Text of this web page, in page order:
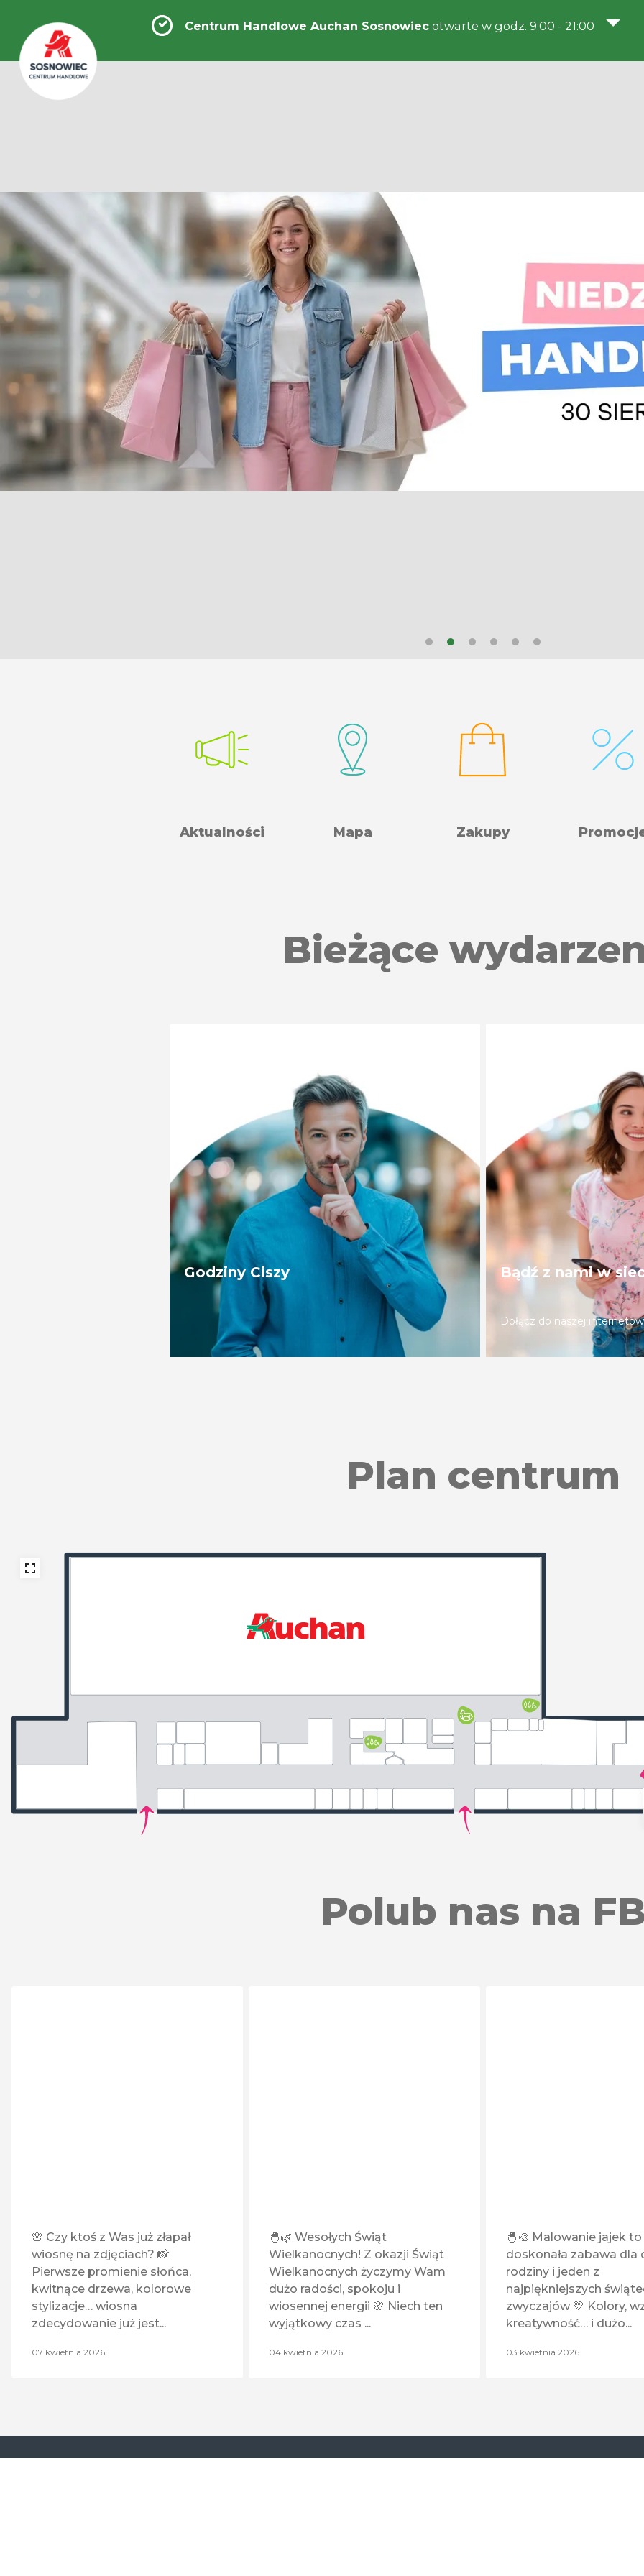
Centrum Handlowe Auchan Sosnowiec otwarte w godz. 9:00 - 21:00
Aktualności Mapa Zakupy
Bieżące
Godziny Ciszy Bądź z nami w
Dołącz do naszej
Plan centrum
Polub nas na
🌸 Czy ktoś z Was już złapał
wiosnę na zdjęciach? 📸
Pierwsze promienie słońca,
kwitnące drzewa, kolorowe
stylizacje… wiosna
zdecydowanie już jest...
07 kwietnia 2026
🐣🌿 Wesołych Świąt
Wielkanocnych! Z okazji Świąt
Wielkanocnych życzymy Wam
dużo radości, spokoju i
wiosennej energii 🌸 Niech ten
wyjątkowy czas ...
04 kwietnia 2026
🐣🎨 Malowanie jajek to
doskonała zabawa dla
rodziny i jeden z
najpiękniejszych
zwyczajów 💛 Kolory,
kreatywność… i dużo...
03 kwietnia 2026